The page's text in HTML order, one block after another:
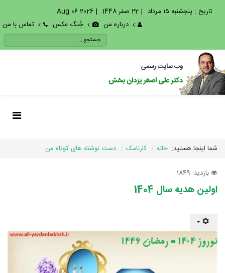
تاریخ : پنجشنبه ۱۵ مرداد | 22 صفر 1448 |
2026 Aug 06
درباره من
جُنگ عکس تماس با من
شما اینجا هستید: خانه کارنامک دست نوشته های کوتاه من
بازدید: 1849
اولین هدیه سال 1404